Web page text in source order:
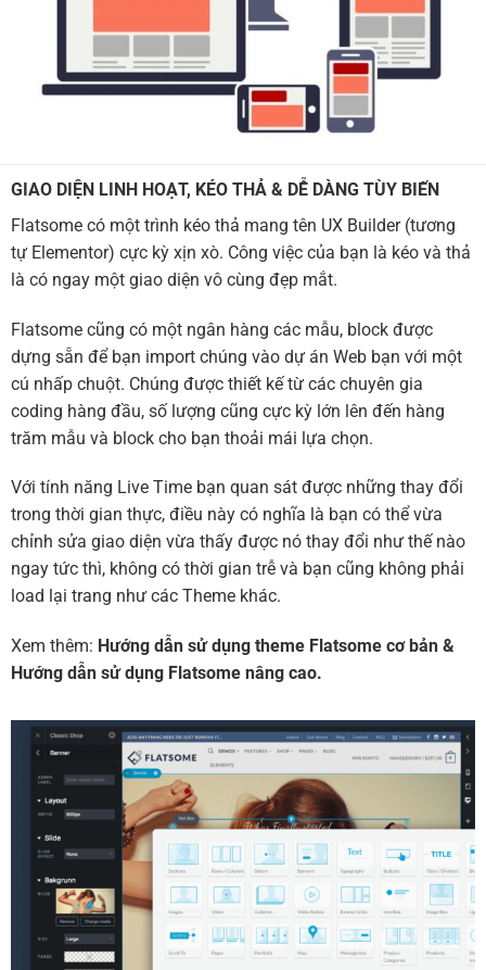
GIAO DIỆN LINH HOẠT, KÉO THẢ & DỄ DÀNG TÙY BIẾN
Flatsome có một trình kéo thả mang tên UX Builder (tương
tự Elementor) cực kỳ xịn xò. Công việc của bạn là kéo và thả
là có ngay một giao diện vô cùng đẹp mắt.
Flatsome cũng có một ngân hàng các mẫu, block được
dựng sẵn để bạn import chúng vào dự án Web bạn với một
cú nhấp chuột. Chúng được thiết kế từ các chuyên gia
coding hàng đầu, số lượng cũng cực kỳ lớn lên đến hàng
trăm mẫu và block cho bạn thoải mái lựa chọn.
Với tính năng Live Time bạn quan sát được những thay đổi
trong thời gian thực, điều này có nghĩa là bạn có thể vừa
chỉnh sửa giao diện vừa thấy được nó thay đổi như thế nào
ngay tức thì, không có thời gian trễ và bạn cũng không phải
load lại trang như các Theme khác.
Xem thêm: Hướng dẫn sử dụng theme Flatsome cơ bản &
Hướng dẫn sử dụng Flatsome nâng cao.